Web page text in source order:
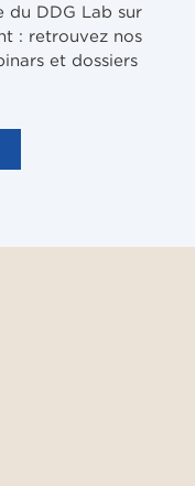
du DDG Lab sur
: retrouvez nos
et dossiers